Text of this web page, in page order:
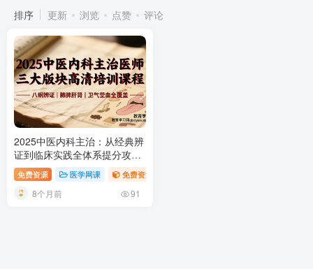
排序 更新 浏览 点赞 评论
2025中医内科主治：从经典辨
证到临床实践全体系提分攻略
2025中医内科主治医师考试备
考指南
免费资源 医学网课 免费资源
8个月前 91